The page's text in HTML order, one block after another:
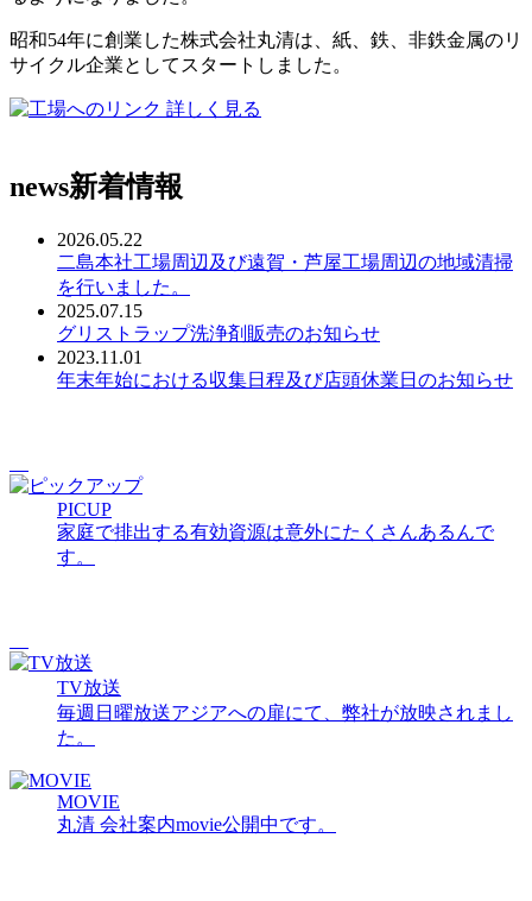
昭和54年に創業した株式会社丸清は、紙、鉄、非鉄金属のリ
サイクル企業としてスタートしました。
詳しく見る
news新着情報
2026.05.22
二島本社工場周辺及び遠賀・芦屋工場周辺の地域清掃
を行いました。
2025.07.15
グリストラップ洗浄剤販売のお知らせ
2023.11.01
年末年始における収集日程及び店頭休業日のお知らせ
PICUP
家庭で排出する有効資源は意外にたくさんあるんで
す。
TV放送
毎週日曜放送アジアへの扉にて、弊社が放映されまし
た。
MOVIE
丸清 会社案内movie公開中です。